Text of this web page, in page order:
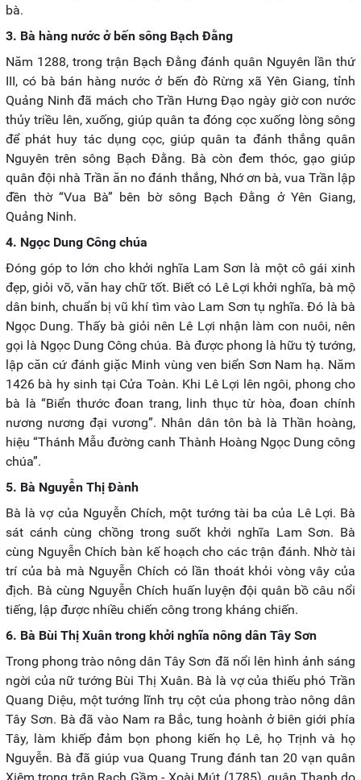
bà.
3. Bà hàng nước ở bến sông Bạch Đằng
Năm 1288, trong trận Bạch Đằng đánh quân Nguyên lần thứ
III, có bà bán hàng nước ở bến đò Rừng xã Yên Giang, tỉnh
Quảng Ninh đã mách cho Trần Hưng Đạo ngày giờ con nước
thủy triều lên, xuống, giúp quân ta đóng cọc xuống lòng sông
để phát huy tác dụng cọc, giúp quân ta đánh thắng quân
Nguyên trên sông Bạch Đằng. Bà còn đem thóc, gạo giúp
quân đội nhà Trần ăn no đánh thắng, Nhớ ơn bà, vua Trần lập
đền thờ “Vua Bà” bên bờ sông Bạch Đằng ở Yên Giang,
Quảng Ninh.
4. Ngọc Dung Công chúa
Đóng góp to lớn cho khởi nghĩa Lam Sơn là một cô gái xinh
đẹp, giỏi võ, văn hay chữ tốt. Biết có Lê Lợi khởi nghĩa, bà mộ
dân binh, chuẩn bị vũ khí tìm vào Lam Sơn tụ nghĩa. Đó là bà
Ngọc Dung. Thấy bà giỏi nên Lê Lợi nhận làm con nuôi, nên
gọi là Ngọc Dung Công chúa. Bà được phong là hữu tỳ tướng,
lập căn cứ đánh giặc Minh vùng ven biển Sơn Nam hạ. Năm
1426 bà hy sinh tại Cửa Toàn. Khi Lê Lợi lên ngôi, phong cho
bà là “Biển thước đoan trang, linh thục từ hòa, đoan chính
nương nương đại vương”. Nhân dân tôn bà là Thần hoàng,
hiệu “Thánh Mẫu đường canh Thành Hoàng Ngọc Dung công
chúa”.
5. Bà Nguyễn Thị Đành
Bà là vợ của Nguyễn Chích, một tướng tài ba của Lê Lợi. Bà
sát cánh cùng chồng trong suốt khởi nghĩa Lam Sơn. Bà
cùng Nguyễn Chích bàn kế hoạch cho các trận đánh. Nhờ tài
trí của bà mà Nguyễn Chích có lần thoát khỏi vòng vây của
địch. Bà cùng Nguyễn Chích huấn luyện đội quân bồ câu nổi
tiếng, lập được nhiều chiến công trong kháng chiến.
6. Bà Bùi Thị Xuân trong khởi nghĩa nông dân Tây Sơn
Trong phong trào nông dân Tây Sơn đã nổi lên hình ảnh sáng
ngời của nữ tướng Bùi Thị Xuân. Bà là vợ của thiếu phó Trần
Quang Diệu, một tướng lĩnh trụ cột của phong trào nông dân
Tây Sơn. Bà đã vào Nam ra Bắc, tung hoành ở biên giới phía
Tây, làm khiếp đảm bọn phong kiến họ Lê, họ Trịnh và họ
Nguyễn. Bà đã giúp vua Quang Trung đánh tan 20 vạn quân